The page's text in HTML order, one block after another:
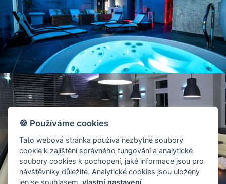
🍪 Používáme cookies
Tato webová stránka používá nezbytné soubory
cookie k zajištění správného fungování a analytické
soubory cookies k pochopení, jaké informace jsou pro
návštěvníky důležité. Analytické cookies jsou uloženy
jen se souhlasem.vlastní nastavení